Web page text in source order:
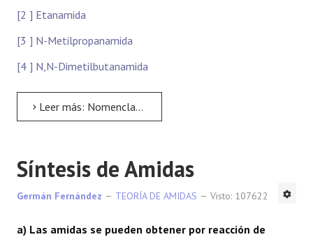
[2 ] Etanamida
[3 ] N-Metilpropanamida
[4 ] N,N-Dimetilbutanamida
Leer más: Nomenclatura de Amidas
Síntesis de Amidas
Germán Fernández TEORÍA DE AMIDAS Visto: 107622
a) Las amidas se pueden obtener por reacción de